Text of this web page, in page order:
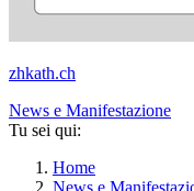
zhkath.ch
News e Manifestazione
Tu sei qui:
Home
News e